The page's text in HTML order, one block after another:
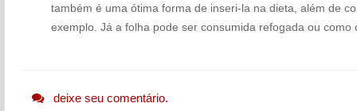
também é uma ótima forma de inseri-la na dieta, além de
exemplo. Já a folha pode ser consumida refogada ou como
deixe seu comentário.